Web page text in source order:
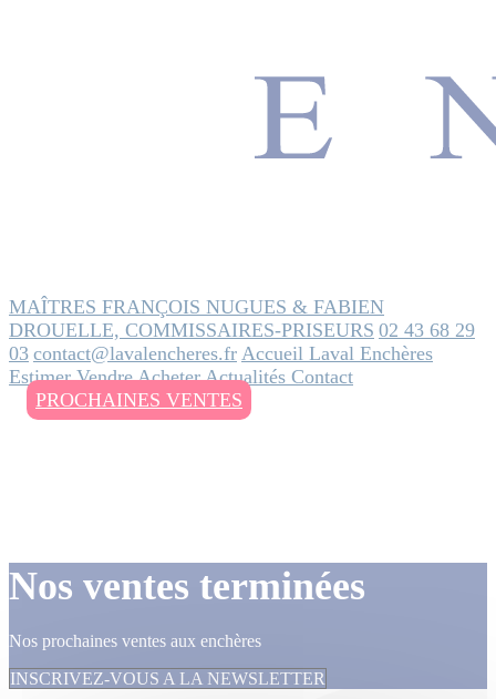
MAÎTRES FRANÇOIS NUGUES & FABIEN
DROUELLE, COMMISSAIRES-PRISEURS 02 43 68 29
03 contact@lavalencheres.fr Accueil Laval Enchères
EstimerVendreAcheterActualités Contact
PROCHAINES VENTES
Nos ventes terminées
Nos prochaines ventes aux enchères
INSCRIVEZ-VOUS A LA NEWSLETTER